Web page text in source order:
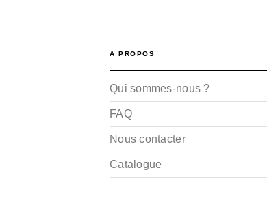
A PROPOS
Qui sommes-nous ?
FAQ
Nous contacter
Catalogue